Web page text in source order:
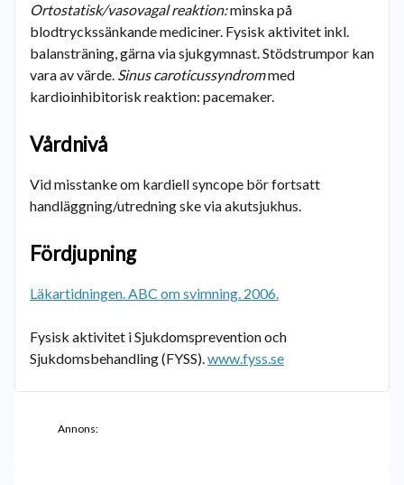
Ortostatisk/vasovagal reaktion:minska på
blodtryckssänkande mediciner. Fysisk aktivitet inkl.
balansträning, gärna via sjukgymnast. Stödstrumpor kan
vara av värde. Sinus caroticussyndrommed
kardioinhibitorisk reaktion: pacemaker.
Vårdnivå
Vid misstanke om kardiell syncope bör fortsatt
handläggning/utredning ske via akutsjukhus.
Fördjupning
Läkartidningen. ABC om svimning. 2006.
Fysisk aktivitet i Sjukdomsprevention och
Sjukdomsbehandling (FYSS).www.fyss.se
Annons: